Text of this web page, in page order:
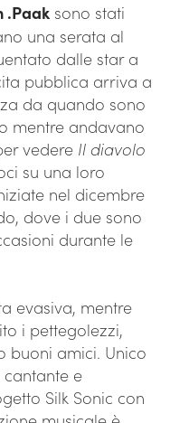
.Paaksono stati
una serata al
dalle star a
pubblica arriva a
da quando sono
mentre andavano
vedere Il diavolo
su una loro
nel dicembre
dove i due sono
durante le
evasiva, mentre
i pettegolezzi,
buoni amici. Unico
e
Silk Sonic con